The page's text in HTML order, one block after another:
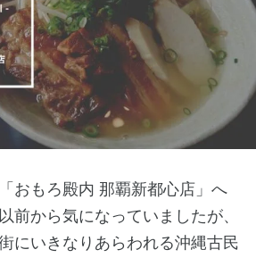
おもろ殿内 那覇新都心店」へ
前から気になっていましたが、
にいきなりあらわれる沖縄古民